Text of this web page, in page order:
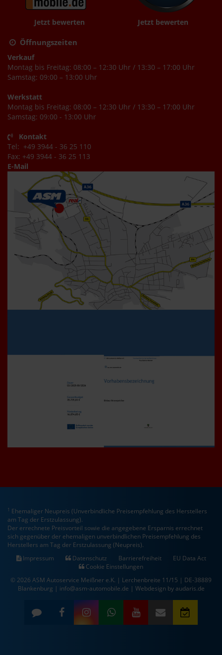
Jetzt bewerten Jetzt bewerten
Öffnungszeiten
Verkauf
Montag bis Freitag: 08:00 – 12:30 Uhr / 13:30 – 17:00 Uhr
Samstag: 09:00 – 13:00 Uhr
Werkstatt
Montag bis Freitag: 08:00 – 12:30 Uhr / 13:30 – 17:00 Uhr
Samstag: 09:00 - 13:00 Uhr
Kontakt
Tel: +49 3944 - 36 25 110
Fax: +49 3944 - 36 25 113
E-Mail
1 Ehemaliger Neupreis (Unverbindliche Preisempfehlung des Herstellers
am Tag der Erstzulassung).
Der errechnete Preisvorteil sowie die angegebene Ersparnis errechnet
sich gegenüber der ehemaligen unverbindlichen Preisempfehlung des
Herstellers am Tag der Erstzulassung (Neupreis).
Impressum
Datenschutz Barrierefreiheit
EU Data Act
Cookie Einstellungen
© 2026 ASM Autoservice Meißner e.K. | Lerchenbreite 11/15 | DE-38889
Blankenburg | info@asm-automobile.de | Webdesign by audaris.de